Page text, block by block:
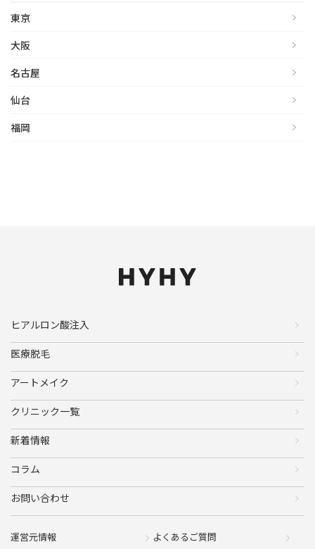
東京
大阪
名古屋
仙台
福岡
ヒアルロン酸注入
医療脱毛
アートメイク
クリニック一覧
新着情報
コラム
お問い合わせ
運営元情報 よくあるご質問